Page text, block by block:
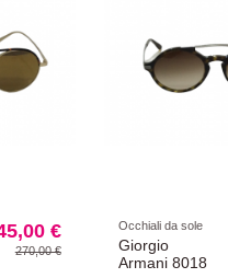
€
270,00 €
Occhiali da sole
Giorgio
Armani 8018